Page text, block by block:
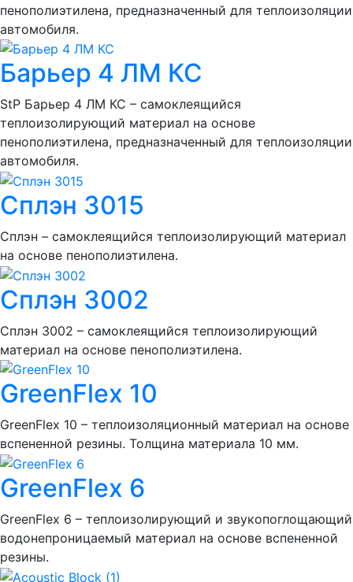
пенополиэтилена, предназначенный для теплоизоляции
автомобиля.
Барьер 4 ЛМ КС
StP Барьер 4 ЛМ КС – самоклеящийся
теплоизолирующий материал на основе
пенополиэтилена, предназначенный для теплоизоляции
автомобиля.
Сплэн 3015
Сплэн – самоклеящийся теплоизолирующий материал
на основе пенополиэтилена.
Сплэн 3002
Сплэн 3002 – самоклеящийся теплоизолирующий
материал на основе пенополиэтилена.
GreenFlex 10
GreenFlex 10 – теплоизоляционный материал на основе
вспененной резины. Толщина материала 10 мм.
GreenFlex 6
GreenFlex 6 – теплоизолирующий и звукопоглощающий
водонепроницаемый материал на основе вспененной
резины.